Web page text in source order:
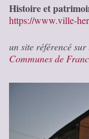
Histoire et
https://www.ville-
un site référencé
Communes de